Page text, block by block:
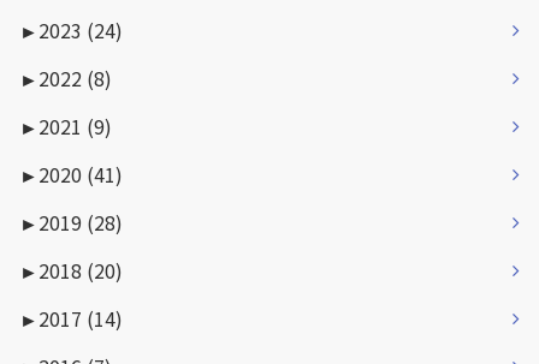
►2023 (24)
►2022 (8)
►2021 (9)
►2020 (41)
►2019 (28)
►2018 (20)
►2017 (14)